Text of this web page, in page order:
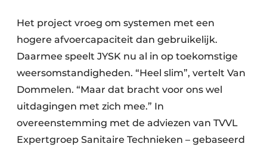
Het project vroeg om systemen met een
hogere afvoercapaciteit dan gebruikelijk.
Daarmee speelt JYSK nu al in op toekomstige
weersomstandigheden. “Heel slim”, vertelt Van
Dommelen. “Maar dat bracht voor ons wel
uitdagingen met zich mee.” In
overeenstemming met de adviezen van TVVL
Expertgroep Sanitaire Technieken – gebaseerd